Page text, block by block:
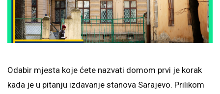
Odabir mjesta koje ćete nazvati domom prvi je korak
kada je u pitanju izdavanje stanova Sarajevo. Prilikom